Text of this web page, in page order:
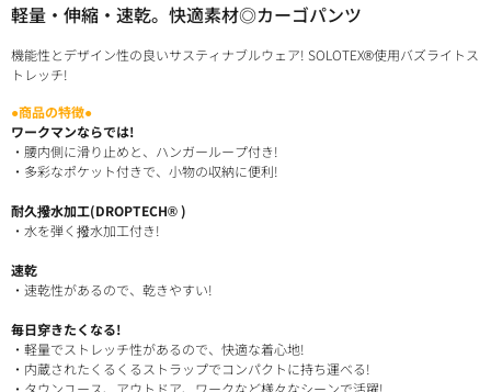
軽量・伸縮・速乾。快適素材◎カーゴパンツ
機能性とデザイン性の良いサスティナブルウェア! SOLOTEX®使用バズライトス
トレッチ!
●商品の特徴●
ワークマンならでは!
・腰内側に滑り止めと、ハンガーループ付き!
・多彩なポケット付きで、小物の収納に便利!
耐久撥水加工(DROPTECH® )
・水を弾く撥水加工付き!
速乾
・速乾性があるので、乾きやすい!
毎日穿きたくなる!
・軽量でストレッチ性があるので、快適な着心地!
・内蔵されたくるくるストラップでコンパクトに持ち運べる!
・タウンユース、アウトドア、ワークなど様々なシーンで活躍!